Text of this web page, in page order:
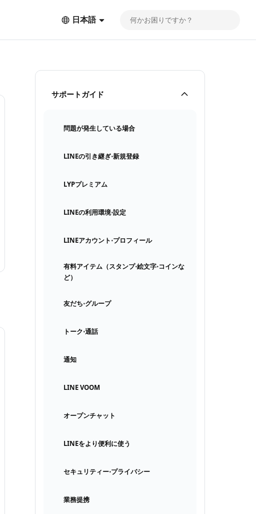
日本語
サポートガイド
問題が発生している場合
LINEの引き継ぎ⋅新規登録
LYPプレミアム
LINEの利用環境⋅設定
LINEアカウント⋅プロフィール
有料アイテム（スタンプ⋅絵文字⋅コインな
ど）
友だち⋅グループ
トーク⋅通話
通知
LINE VOOM
オープンチャット
LINEをより便利に使う
セキュリティー⋅プライバシー
業務提携